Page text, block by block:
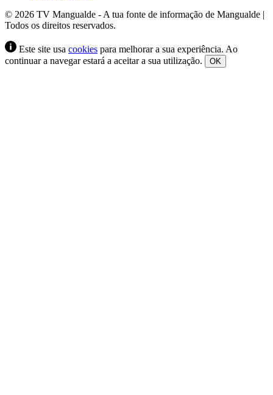
© 2026 TV Mangualde - A tua fonte de informação de Mangualde |
Todos os direitos reservados.
Este site usa cookies para melhorar a sua experiência. Ao
continuar a navegar estará a aceitar a sua utilização.
OK